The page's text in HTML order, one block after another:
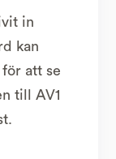
in
kan
att se
till AV1